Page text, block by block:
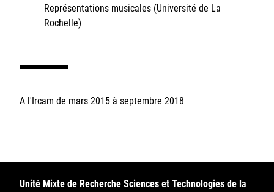
Ircam
CNRS
Rester informé
Représentations musicales (Université de La
Rochelle)
A l'Ircam de mars 2015 à septembre 2018
Unité Mixte de Recherche Sciences et Technologies de la